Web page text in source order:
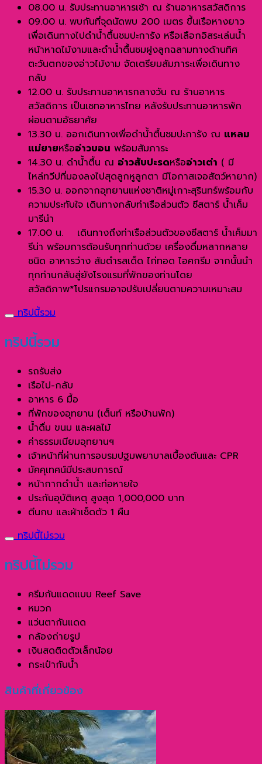
08.00 น. รับประทานอาหารเช้า ณ ร้านอาหารสวัสดิการ
09.00 น. พบกันที่จุดนัดพบ 200 เมตร ขึ้นเรือหางยาว
เพื่อเดินทางไปดำน้ำตื้นชมปะการัง หรือเลือกอิสระเล่นน้ำ
หน้าหาดไม้งามและดำน้ำตื้นชมฝูงลูกฉลามทางด้านทิศ
ตะวันตกของอ่าวไม้งาม จัดเตรียมสัมภาระเพื่อเดินทาง
กลับ
12.00 น. รับประทานอาหารกลางวัน ณ ร้านอาหาร
สวัสดิการ เป็นเซทอาหารไทย หลังรับประทานอาหารพัก
ผ่อนตามอัธยาศัย
13.30 น. ออกเดินทางเพื่อดำน้ำตื้นชมปะการัง ณ แหลม
แม่ยายหรืออ่าวบอน พร้อมสัมภาระ
14.30 น. ดำน้ำตื้น ณ อ่าวสับปะรดหรืออ่าวเต่า ( มี
ไหล่ทวีปที่มองลงไปสุดลูกหูลูกตา มีโอกาสเจอสัตว์หายาก)
15.30 น. ออกจากอุทยานแห่งชาติหมู่เกาะสุรินทร์พร้อมกับ
ความประทับใจ เดินทางกลับท่าเรือส่วนตัว ซีสตาร์ น้ำเค็ม
มารีน่า
17.00 น. เดินทางถึงท่าเรือส่วนตัวของซีสตาร์ น้ำเค็มมา
รีน่า พร้อมการต้อนรับทุกท่านด้วย เครื่องดื่มหลากหลาย
ชนิด อาหารว่าง ส้มตำรสเด็ด ไก่ทอด ไอศกรีม จากนั้นนำ
ทุกท่านกลับสู่ยังโรงแรมที่พักของท่านโดย
สวัสดิภาพ*โปรแกรมอาจปรับเปลี่ยนตามความเหมาะสม
ทริปนี้รวม
ทริปนี้รวม
รถรับส่ง
เรือไป-กลับ
อาหาร 6 มื้อ
ที่พักของอุทยาน (เต็นท์ หรือบ้านพัก)
น้ำดื่ม ขนม และผลไม้
ค่าธรรมเนียมอุทยานฯ
เจ้าหน้าที่ผ่านการอบรมปฐมพยาบาลเบื้องต้นและ CPR
มัคคุเทศน์มีประสบการณ์
หน้ากากดำน้ำ และท่อหายใจ
ประกันอุบัติเหตุ สูงสุด 1,000,000 บาท
ตีนกบ และผ้าเช็ดตัว 1 ผืน
ทริปนี้ไม่รวม
ทริปนี้ไม่รวม
ครีมกันแดดแบบ Reef Save
หมวก
แว่นตากันแดด
กล้องถ่ายรูป
เงินสดติดตัวเล็กน้อย
กระเป๋ากันน้ำ
สินค้าที่เกี่ยวข้อง